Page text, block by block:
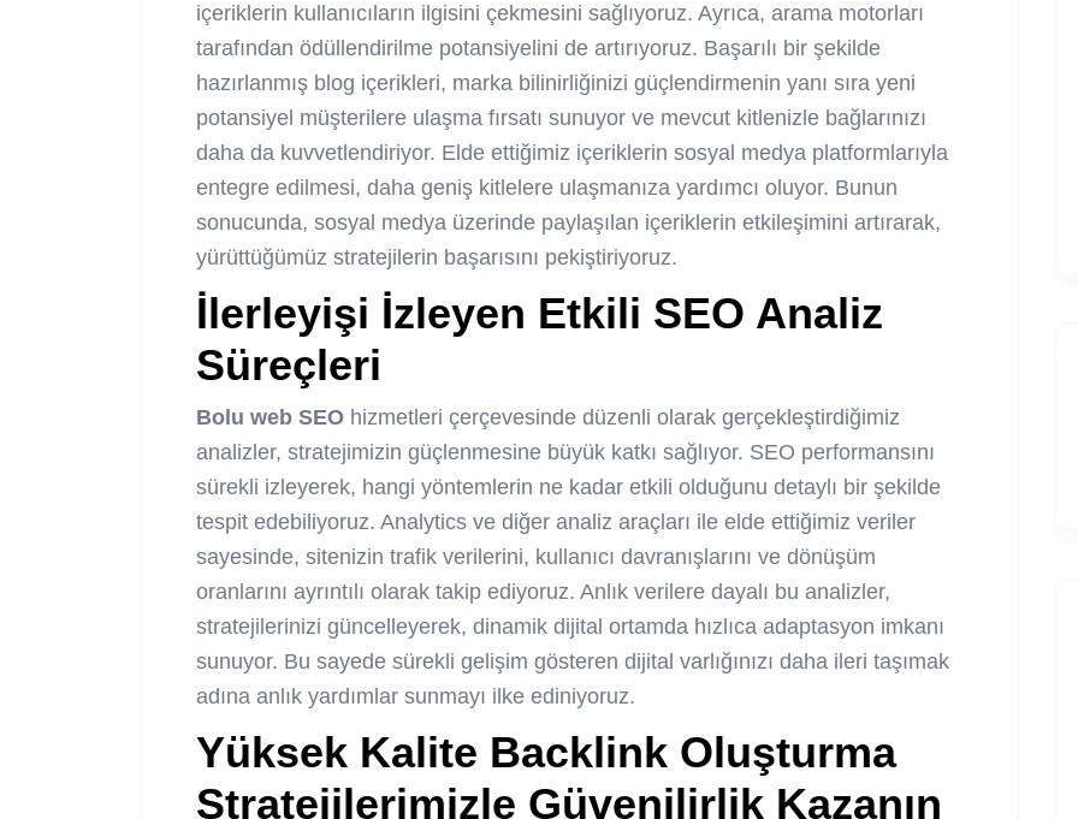
içeriklerin kullanıcıların ilgisini çekmesini sağlıyoruz. Ayrıca, arama motorları
tarafından ödüllendirilme potansiyelini de artırıyoruz. Başarılı bir şekilde
hazırlanmış blog içerikleri, marka bilinirliğinizi güçlendirmenin yanı sıra yeni
potansiyel müşterilere ulaşma fırsatı sunuyor ve mevcut kitlenizle bağlarınızı
daha da kuvvetlendiriyor. Elde ettiğimiz içeriklerin sosyal medya platformlarıyla
entegre edilmesi, daha geniş kitlelere ulaşmanıza yardımcı oluyor. Bunun
sonucunda, sosyal medya üzerinde paylaşılan içeriklerin etkileşimini artırarak,
yürüttüğümüz stratejilerin başarısını pekiştiriyoruz.
İlerleyişi İzleyen Etkili SEO Analiz
Süreçleri
Bolu web SEO hizmetleri çerçevesinde düzenli olarak gerçekleştirdiğimiz
analizler, stratejimizin güçlenmesine büyük katkı sağlıyor. SEO performansını
sürekli izleyerek, hangi yöntemlerin ne kadar etkili olduğunu detaylı bir şekilde
tespit edebiliyoruz. Analytics ve diğer analiz araçları ile elde ettiğimiz veriler
sayesinde, sitenizin trafik verilerini, kullanıcı davranışlarını ve dönüşüm
oranlarını ayrıntılı olarak takip ediyoruz. Anlık verilere dayalı bu analizler,
stratejilerinizi güncelleyerek, dinamik dijital ortamda hızlıca adaptasyon imkanı
sunuyor. Bu sayede sürekli gelişim gösteren dijital varlığınızı daha ileri taşımak
adına anlık yardımlar sunmayı ilke ediniyoruz.
Yüksek Kalite Backlink Oluşturma
Stratejilerimizle Güvenilirlik Kazanın